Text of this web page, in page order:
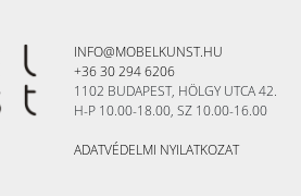
INFO@MOBELKUNST.HU
+36 30 294 6206
1102 BUDAPEST, HÖLGY UTCA 42.
H-P 10.00-18.00, SZ 10.00-16.00
ADATVÉDELMI NYILATKOZAT